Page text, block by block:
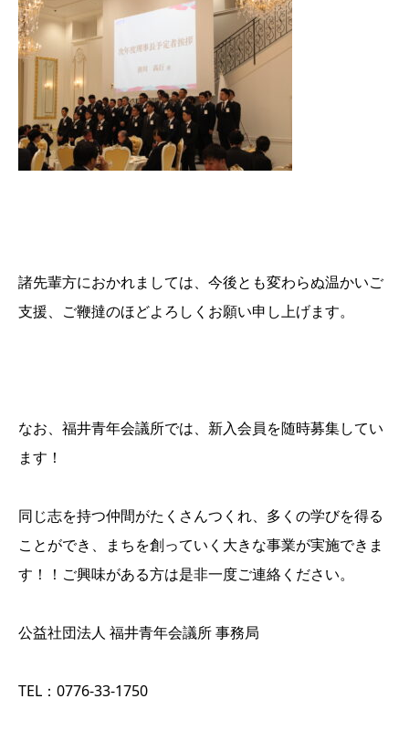
諸先輩方におかれましては、今後とも変わらぬ温かいご
支援、ご鞭撻のほどよろしくお願い申し上げます。
なお、福井青年会議所では、新入会員を随時募集してい
ます！
同じ志を持つ仲間がたくさんつくれ、多くの学びを得る
ことができ、まちを創っていく大きな事業が実施できま
す！！ご興味がある方は是非一度ご連絡ください。
公益社団法人 福井青年会議所 事務局
TEL：0776-33-1750